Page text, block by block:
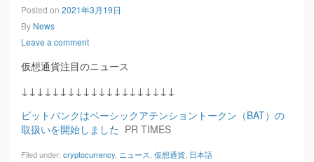
Posted on 2021年3月19日
By News
Leave a comment
仮想通貨注目のニュース
↓↓↓↓↓↓↓↓↓↓↓↓↓↓↓↓↓↓↓↓
ビットバンクはベーシックアテンショントークン（BAT）の
取扱いを開始しました PR TIMES
Filed under: cryptocurrency ニュース 仮想通貨 日本語